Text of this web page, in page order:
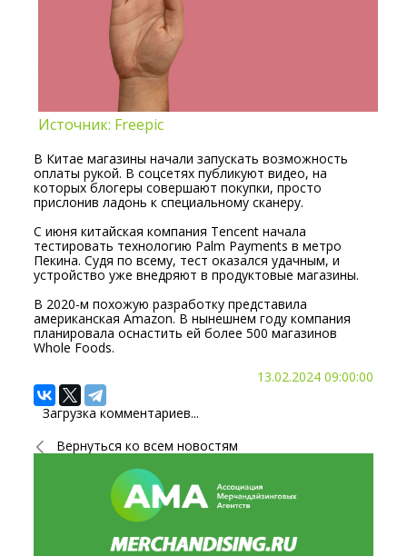
Источник: Freepic
В Китае магазины начали запускать возможность
оплаты рукой. В соцсетях публикуют видео, на
которых блогеры совершают покупки, просто
прислонив ладонь к специальному сканеру.
С июня китайская компания Tencent начала
тестировать технологию Palm Payments в метро
Пекина. Судя по всему, тест оказался удачным, и
устройство уже внедряют в продуктовые магазины.
В 2020-м похожую разработку представила
американская Amazon. В нынешнем году компания
планировала оснастить ей более 500 магазинов
Whole Foods.
13.02.2024 09:00:00
Загрузка комментариев...
Вернуться ко всем новостям